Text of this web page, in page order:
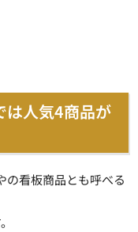
は人気4商品が
の看板商品とも呼べる